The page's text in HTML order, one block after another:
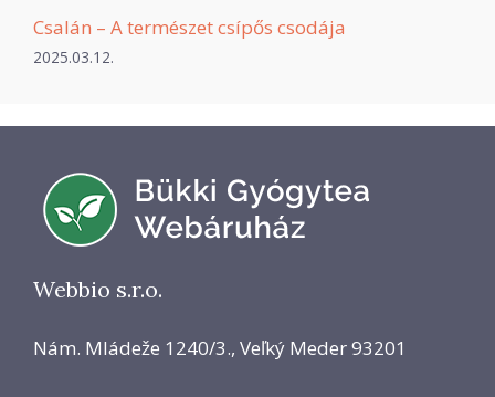
Csalán – A természet csípős csodája
2025.03.12.
Webbio s.r.o.
Nám. Mládeže 1240/3., Veľký Meder 93201